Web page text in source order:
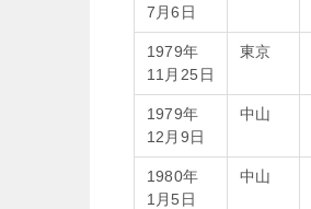
7月6日
1979年
11月25日
東京
1979年
12月9日
中山
1980年
1月5日
中山